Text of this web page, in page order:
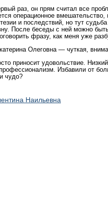
раз, он прям считал все
операционное вмешательство,
и последствий, но тут
После беседы с ней можно
фразу, как меня уже
Олеговна — чуткая,
приносит удовольствие.
Избавили от
чудо?
Наильевна